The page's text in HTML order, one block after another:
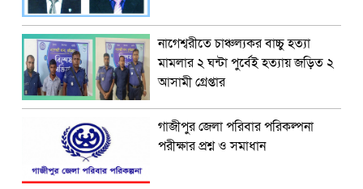
নাগেশ্বরীতে চাঞ্চল্যকর বাচ্চু হত্যা
মামলার ২ ঘন্টা পুর্বেই হত্যায় জড়িত ২
আসামী গ্রেপ্তার
গাজীপুর জেলা পরিবার পরিকল্পনা
পরীক্ষার প্রশ্ন ও সমাধান